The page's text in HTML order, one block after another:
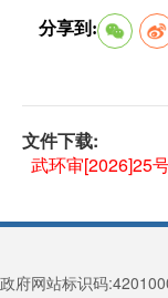
分享到:
文件下载:
武环审[2026]25
政府网站标识码